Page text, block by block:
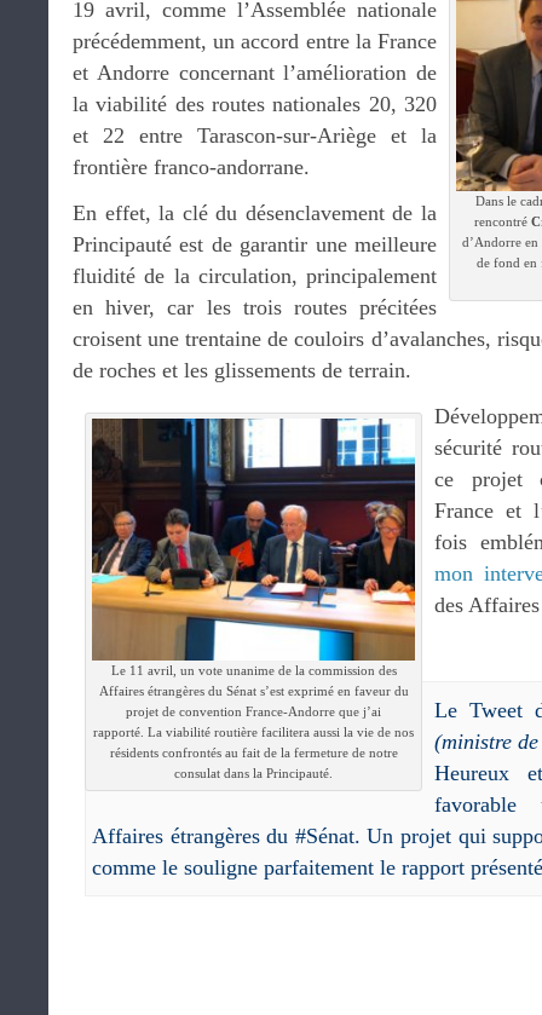
Dans le
rencontré
d’Andorre
de fond en
19 avril, comme l’Assemblée nationale
précédemment, un accord entre la France
et Andorre concernant l’amélioration de
la viabilité des routes nationales 20, 320
et 22 entre Tarascon-sur-Ariège et la
frontière franco-andorrane.
En effet, la clé du désenclavement de la
Principauté est de garantir une meilleure
fluidité de la circulation, principalement
en hiver, car les trois routes précitées
croisent une trentaine de couloirs d’avalanches,
de roches et les glissements de terrain.
Le 11 avril, un vote unanime de la commission des
Affaires étrangères du Sénat s’est exprimé en faveur du
projet de convention France-Andorre que j’ai
rapporté. La viabilité routière facilitera aussi la vie de nos
résidents confrontés au fait de la fermeture de notre
consulat dans la Principauté.
sécurité
ce projet
France et
fois
mon
des
Le Tweet
(ministre
Heureux
Affaires étrangères du #Sénat. Un projet qui
comme le souligne parfaitement le rapport